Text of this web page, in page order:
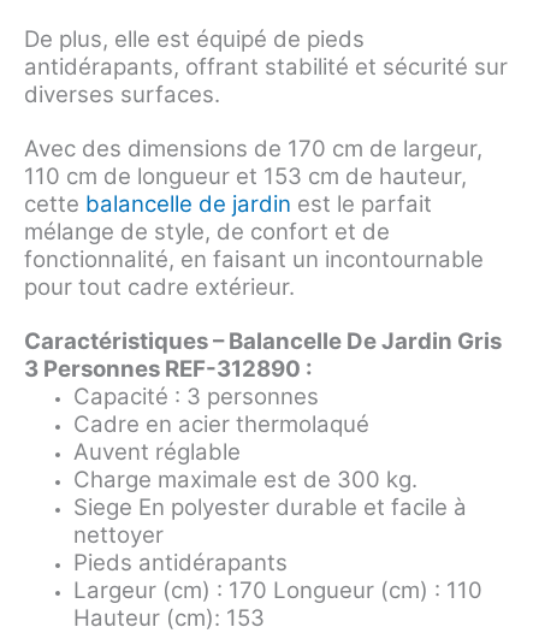
De plus, elle est équipé de pieds
antidérapants, offrant stabilité et sécurité sur
diverses surfaces.
Avec des dimensions de 170 cm de largeur,
110 cm de longueur et 153 cm de hauteur,
cette balancelle de jardin est le parfait
mélange de style, de confort et de
fonctionnalité, en faisant un incontournable
pour tout cadre extérieur.
Caractéristiques – Balancelle De Jardin Gris
3 Personnes REF-312890 :
Capacité : 3 personnes
Cadre en acier thermolaqué
Auvent réglable
Charge maximale est de 300 kg.
Siege En polyester durable et facile à
nettoyer
Pieds antidérapants
Largeur (cm) : 170 Longueur (cm) : 110
Hauteur (cm): 153